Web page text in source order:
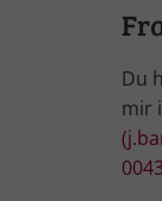
Du
mir